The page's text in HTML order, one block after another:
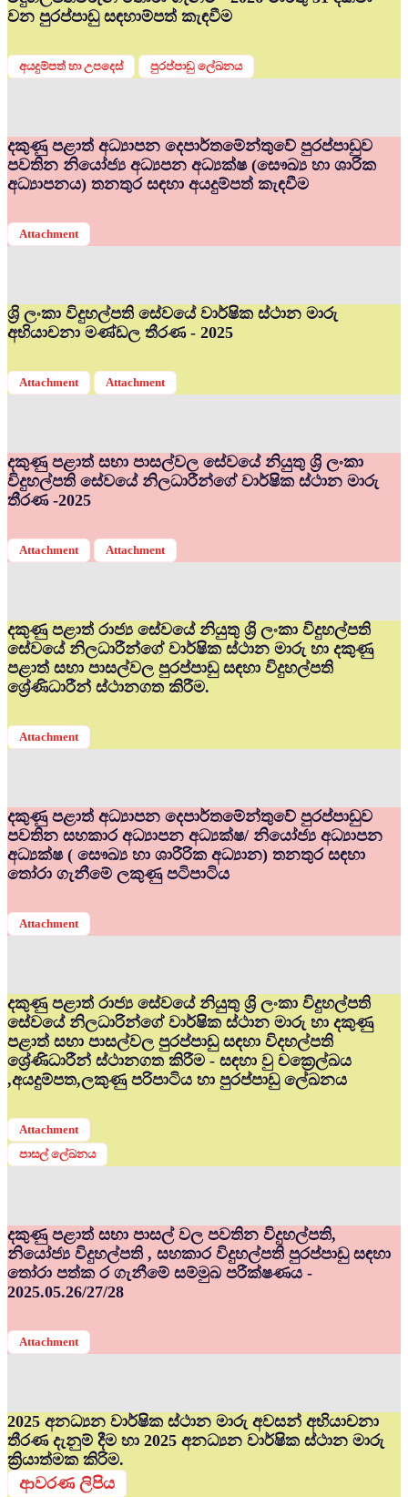
වන පුරප්පාඩු සඳහාම්පත් කැඳවීම
අයදුම්පත් හා උපදෙස් පුරප්පාඩු ලේඛනය
දකුණු පළාත් අධ්‍යාපන දෙපාර්තමේන්තුවේ පුරප්පාඩුව
පවතින නියෝජ්‍ය අධ්‍යපන අධ්‍යක්ෂ (සෞඛ්‍ය හා ශාරික
අධ්‍යාපනය) තනතුර සඳහා අයදුම්පත් කැඳවීම
Attachment
ශ්‍රි ලංකා විදුහල්පති සේවයේ වාර්ෂික ස්ථාන මාරු
අභියාචනා මණ්ඩල තීරණ - 2025
Attachment Attachment
දකුණු පළාත් සභා පාසල්වල සේවයේ නියුතු ශ්‍රි ලංකා
විදුහල්පති සේවයේ නිලධාරීන්ගේ වාර්ෂික ස්ථාන මාරු
තීරණ -2025
Attachment Attachment
දකුණු පළාත් රාජ්‍ය සේවයේ නියුතු ශ්‍රි ලංකා විදුහල්පති
සේවයේ නිලධාරීන්ගේ වාර්ෂික ස්ථාන මාරු හා දකුණු
පළාත් සභා පාසල්වල පුරප්පාඩු සඳහා විදුහල්පති
ශ්‍රේණිධාරීන් ස්ථානගත කිරීම.
Attachment
දකුණු පළාත් අධ්‍යාපන දෙපාර්තමේන්තුවේ පුරප්පාඩුව
පවතින සහකාර අධ්‍යාපන අධ්‍යක්ෂ/ නියෝජ්‍ය අධ්‍යාපන
අධ්‍යක්ෂ ( සෞඛ්‍ය හා ශාරීරික අධ්‍යාන) තනතුර සඳහා
තෝරා ගැනීමේ ලකුණු පටිපාටිය
Attachment
දකුණු පළාත් රාජ්‍ය සේවයේ නියුතු ශ්‍රි ලංකා විදුහල්පති
සේවයේ නිලධාරින්ගේ වාර්ෂික ස්ථාන මාරු හා දකුණු
පළාත් සභා පාසල්වල පුරප්පාඩු සඳහා විදහල්පති
ශ්‍රේණිධාරීන් ස්ථානගත කිරීම - සඳහා වු චක්‍රෙල්ඛය
,අයදුම්පත,ලකුණු පරිපාටිය හා පුරප්පාඩු ලේඛනය
Attachment
පාසල් ලේඛනය
දකුණු පළාත් සභා පාසල් වල පවතින විදුහල්පති,
නියෝජ්‍ය විදුහල්පති , සහකාර විදුහල්පති පුරප්පාඩු සඳහා
තෝරා පත්ක ර ගැනීමේ සම්මුඛ පරීක්ෂණය -
2025.05.26/27/28
Attachment
2025 අනධ්‍යන වාර්ෂික ස්ථාන මාරු අවසන් අභියාචනා
තීරණ දැනුම් දීම හා 2025 අනධ්‍යන වාර්ෂික ස්ථාන මාරු
ක්‍රියාත්මක කිරිම.
ආවරණ ලිපිය